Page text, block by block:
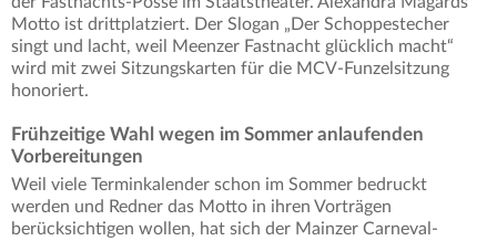
Motto ist drittplatziert. Der Slogan „Der Schoppestecher
singt und lacht, weil Meenzer Fastnacht glücklich macht“
wird mit zwei Sitzungskarten für die MCV-Funzelsitzung
honoriert.
Frühzeitige Wahl wegen im Sommer anlaufenden
Vorbereitungen
Weil viele Terminkalender schon im Sommer bedruckt
werden und Redner das Motto in ihren Vorträgen
berücksichtigen wollen, hat sich der Mainzer Carneval-